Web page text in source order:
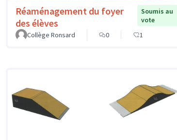
Réaménagement du foyer
des élèves
Soumis au
vote
Collège Ronsard
0 1